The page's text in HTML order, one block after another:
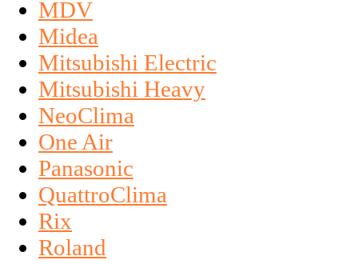
MDV
Midea
Mitsubishi Electric
Mitsubishi Heavy
NeoClima
One Air
Panasonic
QuattroClima
Rix
Roland